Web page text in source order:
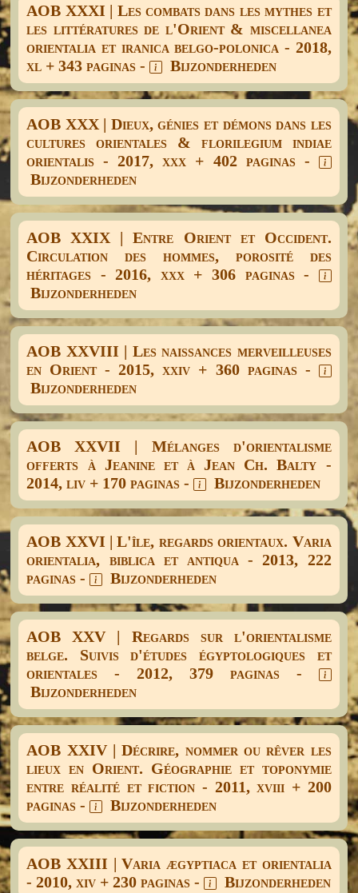
AOB XXXI | Les combats dans les mythes et
les littératures de l'Orient & miscellanea
orientalia et iranica belgo-polonica - 2018,
xl + 343 paginas -
Bijzonderheden
AOB XXX | Dieux, génies et démons dans les
cultures orientales & florilegium indiae
orientalis - 2017, xxx + 402 paginas -
Bijzonderheden
AOB XXIX | Entre Orient et Occident.
Circulation des hommes, porosité des
héritages - 2016, xxx + 306 paginas -
Bijzonderheden
AOB XXVIII | Les naissances merveilleuses
en Orient - 2015, xxiv + 360 paginas -
Bijzonderheden
AOB XXVII | Mélanges d'orientalisme
offerts à Jeanine et à Jean Ch. Balty -
2014, liv + 170 paginas -
Bijzonderheden
AOB XXVI | L'île, regards orientaux. Varia
orientalia, biblica et antiqua - 2013, 222
paginas -
Bijzonderheden
AOB XXV | Regards sur l'orientalisme
belge. Suivis d'études égyptologiques et
orientales - 2012, 379 paginas -
Bijzonderheden
AOB XXIV | Décrire, nommer ou rêver les
lieux en Orient. Géographie et toponymie
entre réalité et fiction - 2011, xviii + 200
paginas -
Bijzonderheden
AOB XXIII | Varia ægyptiaca et orientalia
- 2010, xiv + 230 paginas -
Bijzonderheden